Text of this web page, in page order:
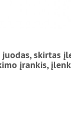
skirtas
įrankis,